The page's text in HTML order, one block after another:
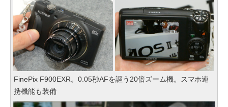
FinePix F900EXR。0.05秒AFを謳う20倍ズーム機。スマホ連
携機能も装備